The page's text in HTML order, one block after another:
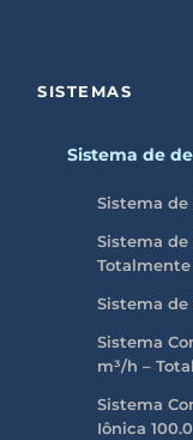
SISTEMAS
Sistema de
Sistema de
Sistema de
Sistema de
Sistema
m³/h –
Sistema
Iônica 100.0